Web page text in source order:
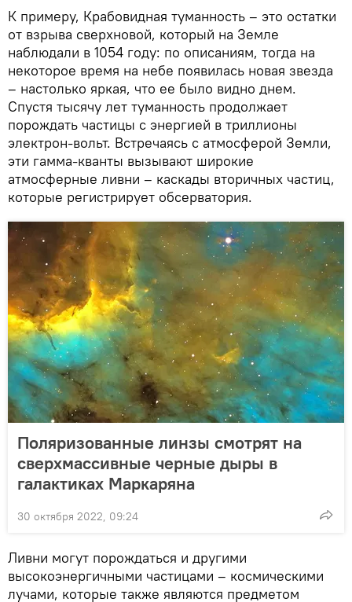
К примеру, Крабовидная туманность – это остатки
от взрыва сверхновой, который на Земле
наблюдали в 1054 году: по описаниям, тогда на
некоторое время на небе появилась новая звезда
– настолько яркая, что ее было видно днем.
Спустя тысячу лет туманность продолжает
порождать частицы с энергией в триллионы
электрон-вольт. Встречаясь с атмосферой Земли,
эти гамма-кванты вызывают широкие
атмосферные ливни – каскады вторичных частиц,
которые регистрирует обсерватория.
Поляризованные линзы смотрят на
сверхмассивные черные дыры в
галактиках Маркаряна
30 октября 2022, 09:24
Ливни могут порождаться и другими
высокоэнергичными частицами – космическими
лучами, которые также являются предметом